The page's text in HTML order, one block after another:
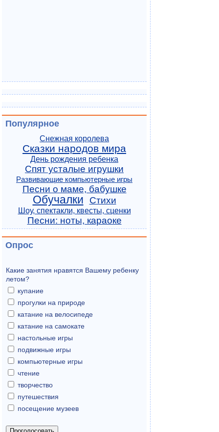
Популярное
Снежная королева
Сказки народов мира
День рождения ребенка
Спят усталые игрушки
Развивающие компьютерные игры
Песни о маме, бабушке
Обучалки Стихи
Шоу, спектакли, квесты, сценки
Песни: ноты, караоке
Опрос
Какие занятия нравятся Вашему ребенку
летом?
купание
прогулки на природе
катание на велосипеде
катание на самокате
настольные игры
подвижные игры
компьютерные игры
чтение
творчество
путешествия
посещение музеев